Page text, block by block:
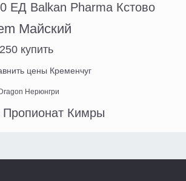
ЕД Balkan Pharma Кстово
Майский
купить
цены Кременчуг
Нерюнгри
Пропионат Кимры